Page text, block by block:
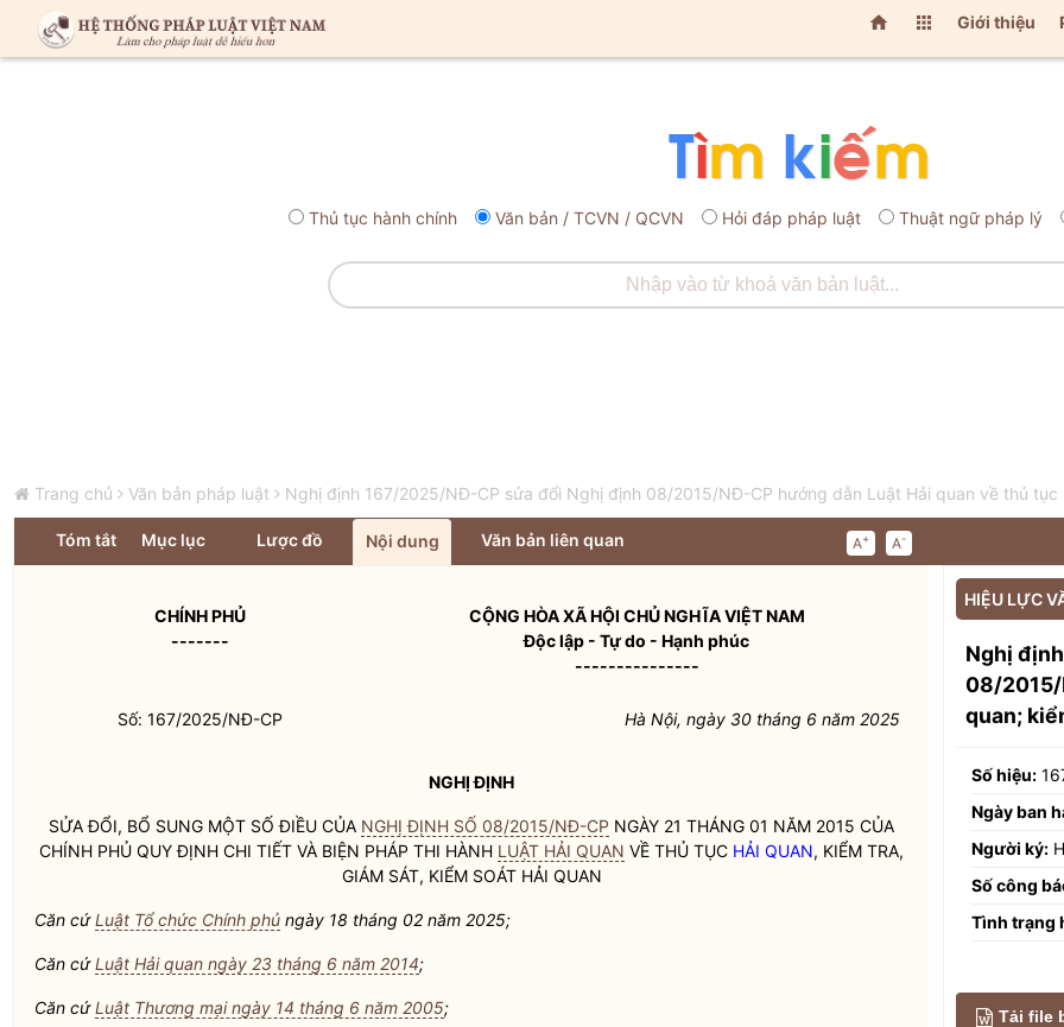
  Giới thiệu
Thủ tục hành chính Văn bản / TCVN / QCVN Hỏi đáp pháp luật Thuật ngữ pháp lý
Trang chủ Văn bản pháp luật Nghị định 167/2025/NĐ-CP sửa đổi Nghị định 08/2015/NĐ-CP hướng dẫn Luật Hải quan về thủ tục
Tóm tắt Mục lục Lược đồ Nội dung Văn bản liên quan A+ A-
CHÍNH PHỦ
-------
CỘNG HÒA XÃ HỘI CHỦ NGHĨA VIỆT NAM
Độc lập - Tự do - Hạnh phúc
---------------
Số: 167/2025/NĐ-CP Hà Nội, ngày 30 tháng 6 năm 2025
NGHỊ ĐỊNH
SỬA ĐỔI, BỔ SUNG MỘT SỐ ĐIỀU CỦA NGHỊ ĐỊNH SỐ 08/2015/NĐ-CP NGÀY 21 THÁNG 01 NĂM 2015 CỦA
CHÍNH PHỦ QUY ĐỊNH CHI TIẾT VÀ BIỆN PHÁP THI HÀNH LUẬT HẢI QUAN VỀ THỦ TỤC HẢI QUAN, KIỂM TRA,
GIÁM SÁT, KIỂM SOÁT HẢI QUAN
Căn cứLuật Tổ chức Chính phủ ngày 18 tháng 02 năm 2025;
Căn cứLuật Hải quan ngày 23 tháng 6 năm 2014;
Căn cứLuật Thương mại ngày 14 tháng 6 năm 2005;
HIỆU LỰC
Nghị
08/2015/
quan;
Số hiệu:
Ngày ban
Người ký:
Số công
Tình trạng
Tải file